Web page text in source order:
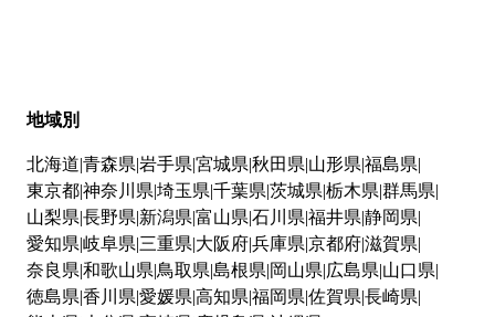
地域別
北海道 青森県 岩手県 宮城県 秋田県 山形県 福島県
東京都神奈川県 埼玉県 千葉県 茨城県 栃木県 群馬県
山梨県 長野県 新潟県 富山県 石川県 福井県 静岡県
愛知県 岐阜県 三重県 大阪府兵庫県 京都府滋賀県
奈良県 和歌山県 鳥取県 島根県 岡山県 広島県 山口県
徳島県 香川県 愛媛県 高知県 福岡県 佐賀県 長崎県